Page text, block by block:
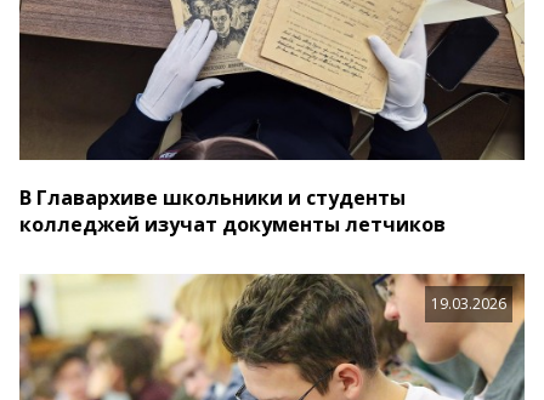
В Главархиве школьники и студенты
колледжей изучат документы летчиков
19.03.2026